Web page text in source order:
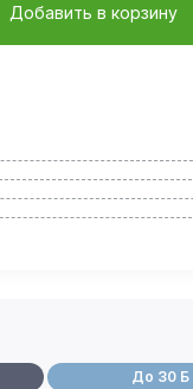
Добавить в корзину
До 30 Б